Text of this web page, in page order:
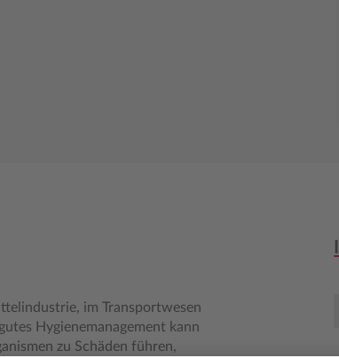
im Transportwesen
Hygienemanagement kann
zu Schäden führen,